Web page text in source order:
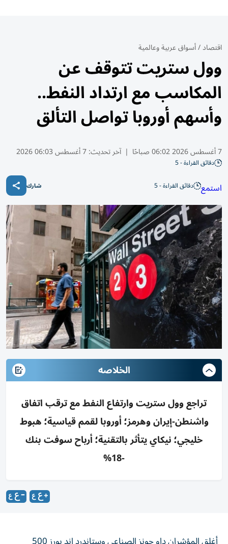
اقتصاد/أسواق عربية وعالمية
وول ستريت تتوقف عن
المكاسب مع ارتداد النفط..
وأسهم أوروبا تواصل التألق
7 أغسطس 2026 06:02 صباحًا | آخر تحديث:7 أغسطس 06:03 2026
دقائق القراءة - 5
استمع دقائق القراءة - 5 شارك
الخلاصه
تراجع وول ستريت وارتفاع النفط مع ترقب اتفاق
واشنطن-إيران وهرمز؛ أوروبا لقمم قياسية؛ هبوط
خليجي؛ نيكاي يتأثر بالتقنية؛ أرباح سوفت بنك
-18%